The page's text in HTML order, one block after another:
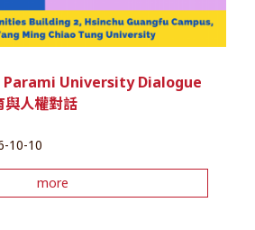
Parami University Dialogue
與人權對話
10-10
more